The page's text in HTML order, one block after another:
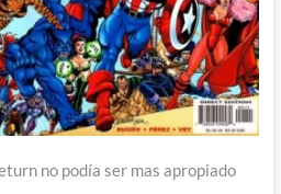
no podía ser mas apropiado